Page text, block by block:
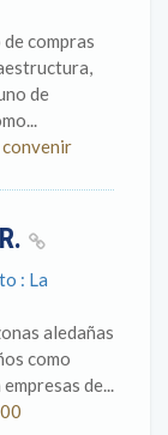
compras
de
: La
aledañas
como
de...